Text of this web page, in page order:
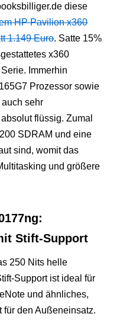
diese
HP Pavilion x360
1.149 Euro. Satte 15%
x360
Immerhin
Prozessor sowie
sehr
flüssig. Zumal
SDRAM und eine
sind, womit das
und größere
Stift-Support
250 Nits helle
Support ist ideal für
und ähnliches,
den Außeneinsatz.